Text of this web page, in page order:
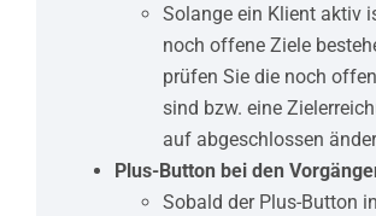
Solange ein Klient aktiv
noch offene Ziele
prüfen Sie die noch
sind bzw. eine
auf abgeschlossen
Plus-Button bei den
Sobald der Plus-Button